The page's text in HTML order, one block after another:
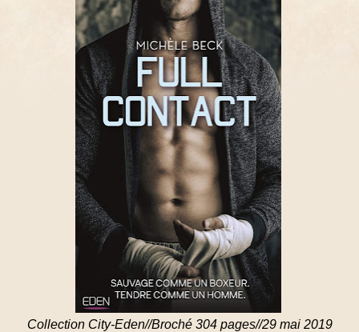
Collection City-Eden//Broché 304 pages//29 mai 2019